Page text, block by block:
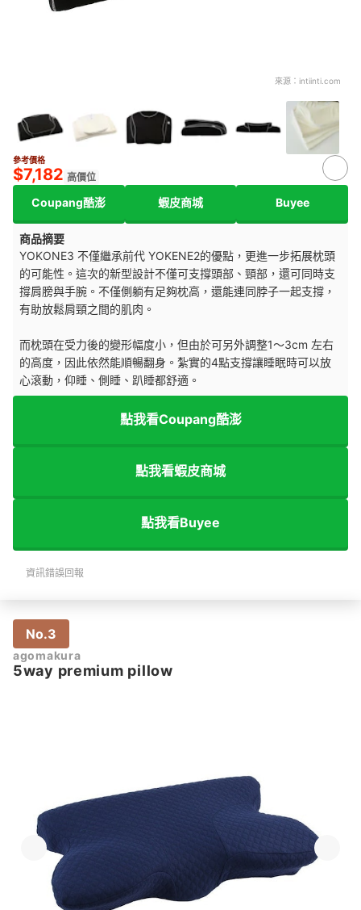
來源： intiinti.com
參考價格
$7,182 高價位
Coupang酷澎 蝦皮商城 Buyee
商品摘要
YOKONE3 不僅繼承前代 YOKENE2的優點，更進一步拓展枕頭
的可能性。這次的新型設計不僅可支撐頭部、頸部，還可同時支
撐肩膀與手腕。不僅側躺有足夠枕高，還能連同脖子一起支撐，
有助放鬆肩頸之間的肌肉。
而枕頭在受力後的變形幅度小，但由於可另外調整1～3cm 左右
的高度，因此依然能順暢翻身。紮實的4點支撐讓睡眠時可以放
心滾動，仰睡、側睡、趴睡都舒適。
點我看Coupang酷澎
點我看蝦皮商城
點我看Buyee
資訊錯誤回報
No.3
agomakura
5way premium pillow